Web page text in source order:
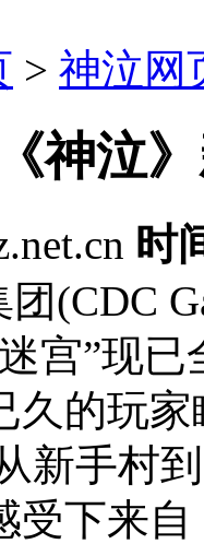
> 神泣网
神泣
时
(CDC
宫”现
久的玩
新手村
受下来